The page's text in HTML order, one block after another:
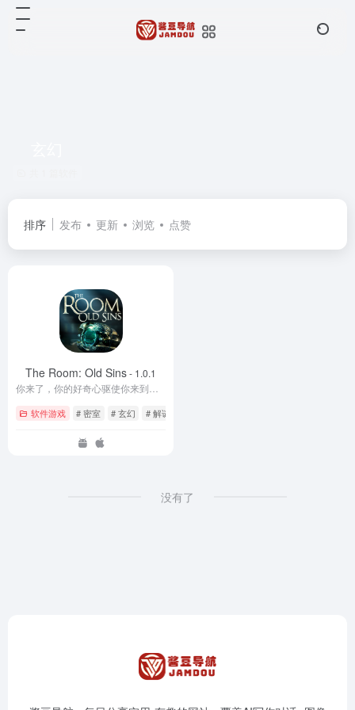
排序 发布 更新 浏览 点赞
The Room: Old Sins- 1.0.1
软件游戏 # 密室 # 玄幻 # 解谜
没有了